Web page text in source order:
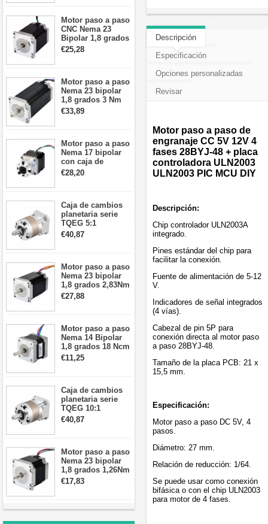
Motor paso a paso
CNC Nema 23
Bipolar 1,8 grados
1,9 Nm 3A 3,36 V
57x57x76mm 4
€25,28
Motor paso a paso
Nema 23 bipolar
1,8 grados 3 Nm
4,2A 57x57x114mm
motor paso a paso
€33,89
Motor paso a paso
Nema 17 bipolar
con caja de
cambios planetaria
5:1 longitud 33mm
Robot CNC DIY
€28,20
Caja de cambios
planetaria serie
TQEG 5:1
contragolpe 15
arcmin para motor
€40,87
Motor paso a paso
Nema 23 bipolar
1,8 grados 2,83Nm
4A 2,26 V
57x57x84mm 8
€27,88
Motor paso a paso
Nema 14 Bipolar
1,8 grados 18 Ncm
0,8 A 5,74 V 35 x
35 x 34 mm 4
€11,25
Caja de cambios
planetaria serie
TQEG 10:1
contragolpe 15
arcmin para motor
€40,87
Motor paso a paso
Nema 23 bipolar
1,8 grados 1,26Nm
2,8A 2,5V
57x57x56mm 4
€17,83
Descripción
Especificación
Opciones personalizadas
Revisar
Motor paso a paso de
engranaje CC 5V 12V 4
fases 28BYJ-48 + placa
controladora ULN2003
ULN2003 PIC MCU DIY
Descripción:
Chip controlador ULN2003A
integrado.
Pines estándar del chip para
facilitar la conexión.
Fuente de alimentación de 5-12
V.
Indicadores de señal integrados
(4 vías).
Cabezal de pin 5P para
conexión directa al motor paso
a paso 28BYJ-48.
Tamaño de la placa PCB: 21 x
15,5 mm.
Especificación:
Motor paso a paso DC 5V, 4
pasos.
Diámetro: 27 mm.
Relación de reducción: 1/64.
Se puede usar como conexión
bifásica o con el chip ULN2003
para motor de 4 fases.